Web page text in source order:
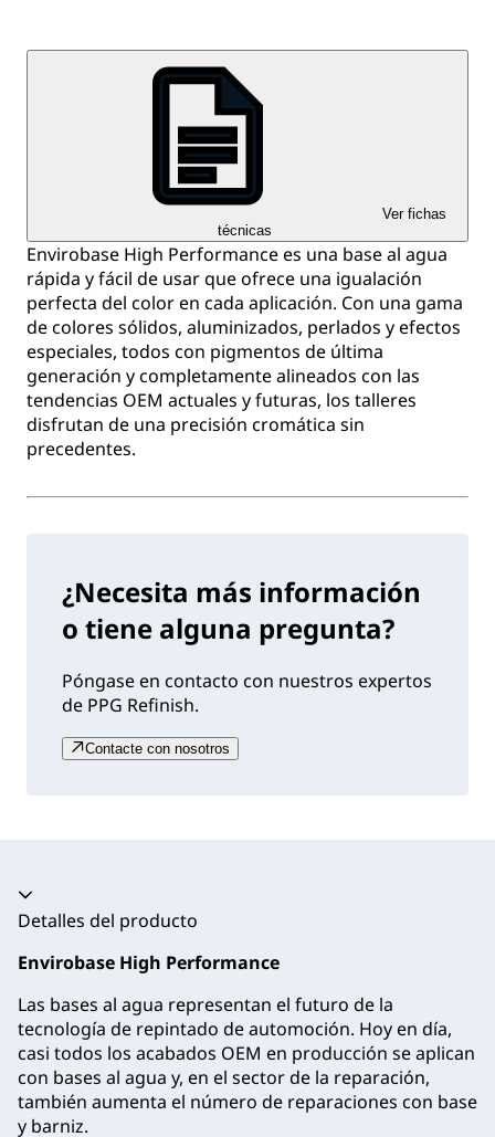
Ver fichas
técnicas
Envirobase High Performance es una base al agua
rápida y fácil de usar que ofrece una igualación
perfecta del color en cada aplicación. Con una gama
de colores sólidos, aluminizados, perlados y efectos
especiales, todos con pigmentos de última
generación y completamente alineados con las
tendencias OEM actuales y futuras, los talleres
disfrutan de una precisión cromática sin
precedentes.
¿Necesita más información
o tiene alguna pregunta?
Póngase en contacto con nuestros expertos
de PPG Refinish.
Contacte con nosotros
Acordeón colapsado
Detalles del producto
Envirobase High Performance
Las bases al agua representan el futuro de la
tecnología de repintado de automoción. Hoy en día,
casi todos los acabados OEM en producción se aplican
con bases al agua y, en el sector de la reparación,
también aumenta el número de reparaciones con base
y barniz.